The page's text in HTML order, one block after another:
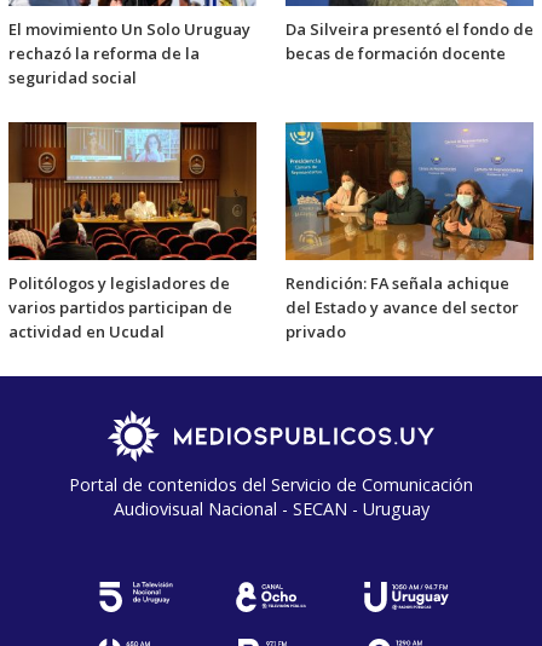
El movimiento Un Solo Uruguay
rechazó la reforma de la
seguridad social
Da Silveira presentó el fondo de
becas de formación docente
Politólogos y legisladores de
varios partidos participan de
actividad en Ucudal
Rendición: FA señala achique
del Estado y avance del sector
privado
Portal de contenidos del Servicio de Comunicación
Audiovisual Nacional - SECAN - Uruguay